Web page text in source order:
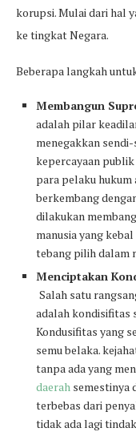
korupsi. Mulai dari hal
ke tingkat Negara.
Beberapa langkah
Membangun
adalah pilar
menegakkan
kepercayaan
para pelaku
berkembang
dilakukan
manusia yang
tebang pilih dalam
Menciptakan
Salah satu
adalah kondisifitas
Kondusifitas yang
semu belaka.
tanpa ada yang
daerah semestinya
terbebas dari
tidak ada lagi